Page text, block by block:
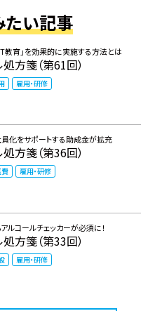
たい記事
教育」を効果的に実施する方法とは
方箋（第61回）
雇用・研修
化をサポートする助成金が拡充
方箋（第36回）
費 雇用・研修
ルコールチェッカーが必須に！
方箋（第33回）
雇用・研修